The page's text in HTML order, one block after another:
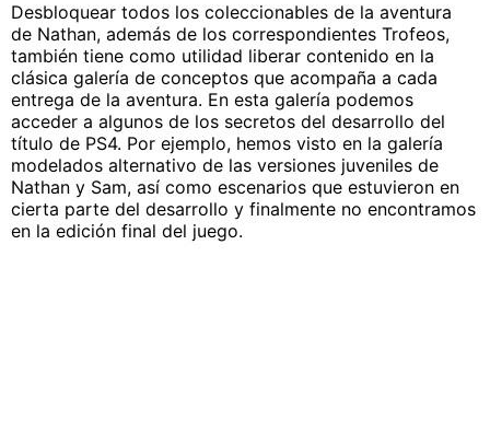
Desbloquear todos los coleccionables de la aventura
de Nathan, además de los correspondientes Trofeos,
también tiene como utilidad liberar contenido en la
clásica galería de conceptos que acompaña a cada
entrega de la aventura. En esta galería podemos
acceder a algunos de los secretos del desarrollo del
título de PS4. Por ejemplo, hemos visto en la galería
modelados alternativo de las versiones juveniles de
Nathan y Sam, así como escenarios que estuvieron en
cierta parte del desarrollo y finalmente no encontramos
en la edición final del juego.